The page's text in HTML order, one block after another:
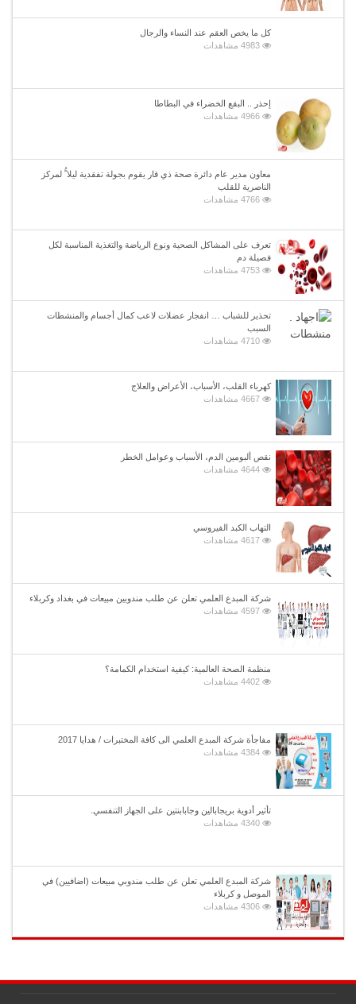
كل ما يخص العقم عند النساء والرجال
4983 مشاهدات
إحذر .. البقع الخضراء في البطاطا
4966 مشاهدات
معاون مدير عام دائرة صحة ذي قار يقوم بجولة تفقدية ليلا ًُ لمركز
الناصرية للقلب
4766 مشاهدات
تعرف على المشاكل الصحية ونوع الرياضة والتغذية المناسبة لكل
فصيلة دم
4753 مشاهدات
تحذير للشباب … انفجار عضلات لاعب كمال أجسام والمنشطات
السبب
4710 مشاهدات
كهرباء القلب، الأسباب، الأعراض والعلاج
4667 مشاهدات
نقص ألبومين الدم، الأسباب وعوامل الخطر
4644 مشاهدات
التهاب الكبد الفيروسي
4617 مشاهدات
شركة المبدع العلمي تعلن عن طلب مندوبين مبيعات في بغداد وكربلاء
4597 مشاهدات
منظمة الصحة العالمية: كيفية استخدام الكمامة؟
4402 مشاهدات
مفاجأة شركة المبدع العلمي الى كافة المختبرات / هدايا 2017
4384 مشاهدات
تأثير أدوية بريجابالين وجابابنتين على الجهاز التنفسي.
4340 مشاهدات
شركة المبدع العلمي تعلن عن طلب مندوبي مبيعات (اضافيين) في
الموصل و كربلاء
4306 مشاهدات